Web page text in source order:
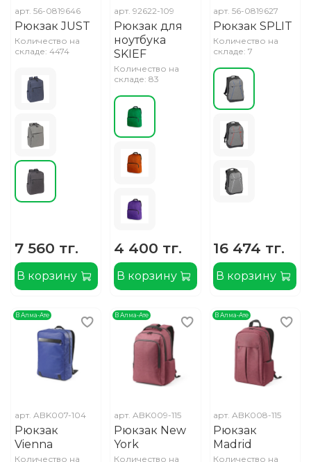
арт. 56-0819646
Рюкзак JUST
Количество на
складе: 4474
7 560 тг.
В корзину
арт.92622-109
Рюкзак для
ноутбука
SKIEF
Количество на
складе: 83
4 400 тг.
В корзину
арт.56-0819627
Рюкзак SPLIT
Количество на
складе: 7
16 474 тг.
В корзину
В Алма-Ате
арт. ABK007-104
Рюкзак
Vienna
Количество на
В Алма-Ате
арт.ABK009-115
Рюкзак New
York
Количество на
В Алма-Ате
арт.ABK008-115
Рюкзак
Madrid
Количество на